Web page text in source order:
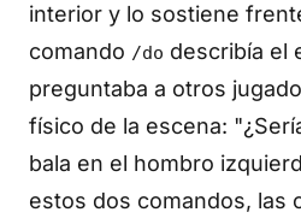
interior y lo sostiene
comando /do describía el
preguntaba a otros
físico de la escena:
bala en el hombro
estos dos comandos, las